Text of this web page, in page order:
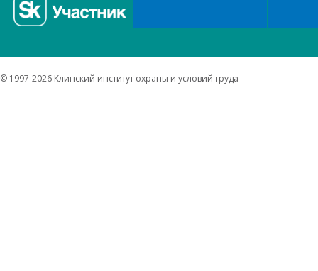
© 1997-2026 Клинский институт охраны и условий труда